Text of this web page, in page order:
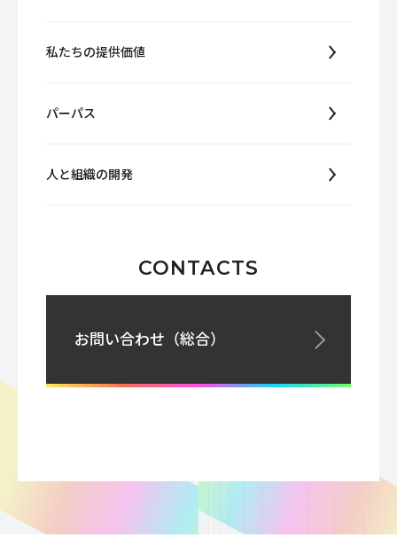
私たちの提供価値
パーパス
人と組織の開発
CONTACTS
お問い合わせ（総合）